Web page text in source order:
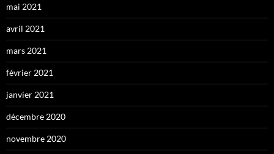
mai 2021
avril 2021
mars 2021
février 2021
janvier 2021
décembre 2020
novembre 2020